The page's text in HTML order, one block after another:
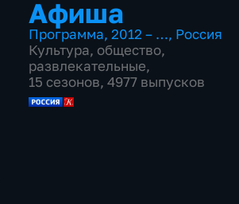
Афиша
Программа, 2012 – …, Россия
Культура, общество,
развлекательные,
15 сезонов, 4977 выпусков